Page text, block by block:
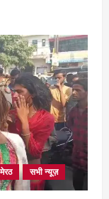
मेरठ सभी न्यूज़